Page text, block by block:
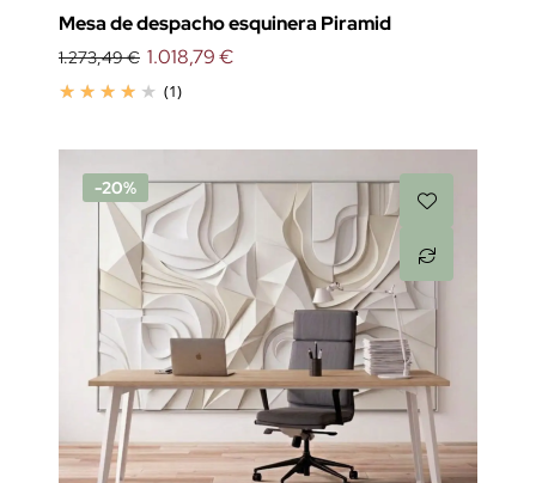
Mesa de despacho esquinera Piramid
1.273,49 €
(1)
1.018,79 €
-20%